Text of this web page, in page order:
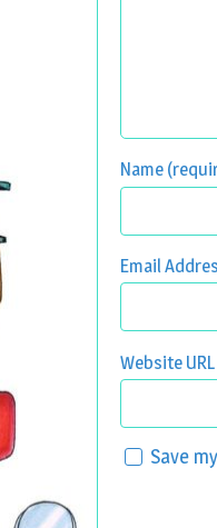
Name
Email
Website URL
Save